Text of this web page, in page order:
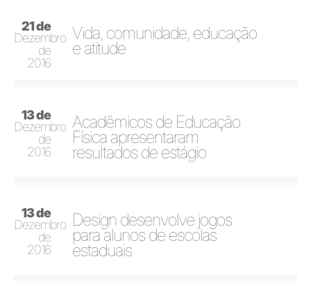
21 de
Dezembro
de
2016
Vida, comunidade, educação
e atitude
13 de
Dezembro
de
2016
Acadêmicos de Educação
Física apresentaram
resultados de estágio
13 de
Dezembro
de
2016
Design desenvolve jogos
para alunos de escolas
estaduais